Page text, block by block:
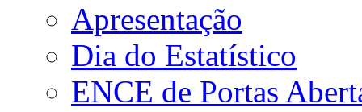
Apresentação
Dia do Estatístico
ENCE de Portas